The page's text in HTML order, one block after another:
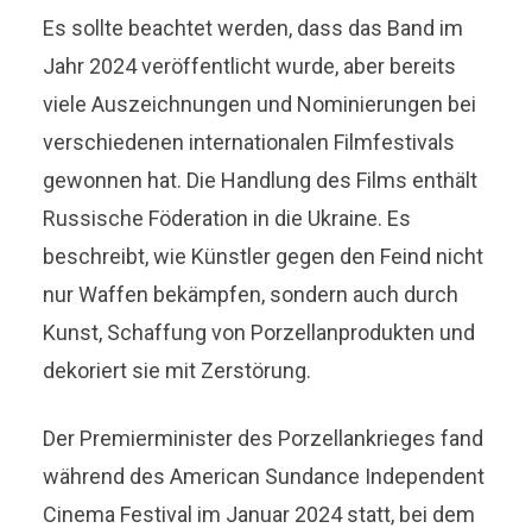
Es sollte beachtet werden, dass das Band im
Jahr 2024 veröffentlicht wurde, aber bereits
viele Auszeichnungen und Nominierungen bei
verschiedenen internationalen Filmfestivals
gewonnen hat. Die Handlung des Films enthält
Russische Föderation in die Ukraine. Es
beschreibt, wie Künstler gegen den Feind nicht
nur Waffen bekämpfen, sondern auch durch
Kunst, Schaffung von Porzellanprodukten und
dekoriert sie mit Zerstörung.
Der Premierminister des Porzellankrieges fand
während des American Sundance Independent
Cinema Festival im Januar 2024 statt, bei dem